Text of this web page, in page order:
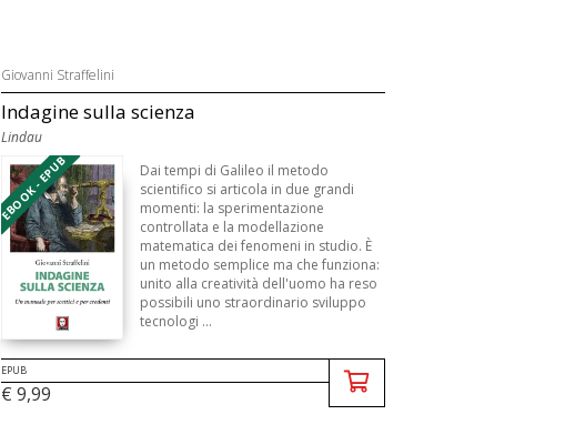
Giovanni Straffelini
Indagine sulla scienza
Lindau
EBOOK - EPUB
Dai tempi di Galileo il metodo
scientifico si articola in due grandi
momenti: la sperimentazione
controllata e la modellazione
matematica dei fenomeni in studio. È
un metodo semplice ma che funziona:
unito alla creatività dell'uomo ha reso
possibili uno straordinario sviluppo
tecnologi ...
EPUB
€ 9,99